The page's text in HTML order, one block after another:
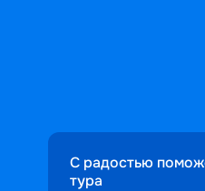
С радостью
тура